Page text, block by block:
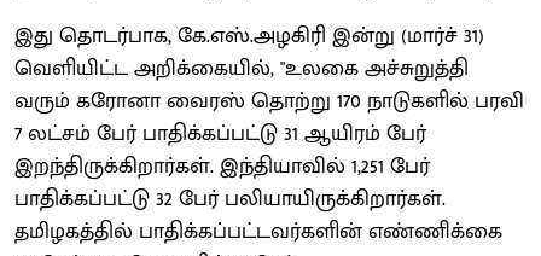
இது தொடர்பாக, கே.எஸ்.அழகிரி இன்று (மார்ச் 31)
வெளியிட்ட அறிக்கையில், "உலகை அச்சுறுத்தி
வரும் கரோனா வைரஸ் தொற்று 170 நாடுகளில் பரவி
7 லட்சம் பேர் பாதிக்கப்பட்டு 31 ஆயிரம் பேர்
இறந்திருக்கிறார்கள். இந்தியாவில் 1,251 பேர்
பாதிக்கப்பட்டு 32 பேர் பலியாயிருக்கிறார்கள்.
தமிழகத்தில் பாதிக்கப்பட்டவர்களின் எண்ணிக்கை